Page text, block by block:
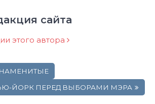
сайта
этого автора
ЙОРК ПЕРЕД ВЫБОРАМИ МЭРА